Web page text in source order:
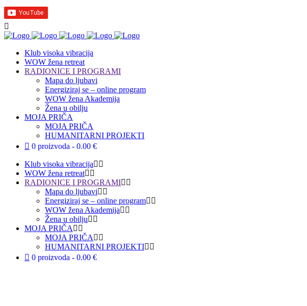
Klub visoka vibracija
WOW žena retreat
RADIONICE I PROGRAMI
Mapa do ljubavi
Energiziraj se – online program
WOW žena Akademija
Žena u obilju
MOJA PRIČA
MOJA PRIČA
HUMANITARNI PROJEKTI
0 proizvoda
0.00 €
Klub visoka vibracija
WOW žena retreat
RADIONICE I PROGRAMI
Mapa do ljubavi
Energiziraj se – online program
WOW žena Akademija
Žena u obilju
MOJA PRIČA
MOJA PRIČA
HUMANITARNI PROJEKTI
0 proizvoda
0.00 €